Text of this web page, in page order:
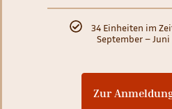
34 Einheiten im
September – Juni
Zur